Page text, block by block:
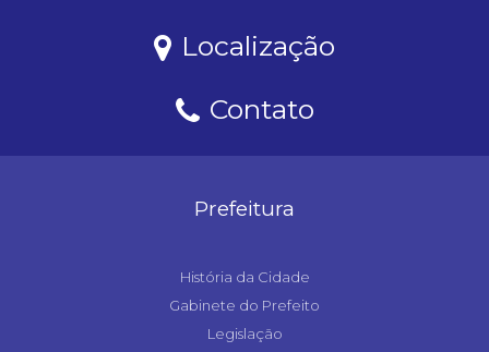
Localização
Contato
Prefeitura
História da Cidade
Gabinete do Prefeito
Legislação